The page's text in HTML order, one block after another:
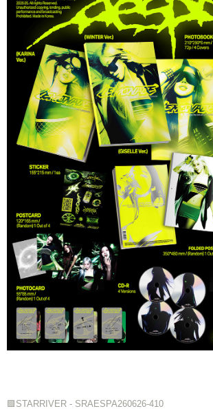
🟪STARRIVER - SRAESPA260626-410